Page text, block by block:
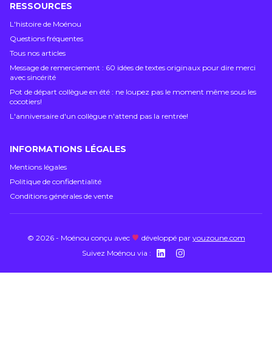
RESSOURCES
L'histoire de Moénou
Questions fréquentes
Tous nos articles
Message de remerciement : 60 idées de textes originaux pour dire merci
avec sincérité
Pot de départ collègue en été : ne loupez pas le moment même sous les
cocotiers!
L'anniversaire d'un collègue n'attend pas la rentrée!
INFORMATIONS LÉGALES
Mentions légales
Politique de confidentialité
Conditions générales de vente
© 2026- Moénou conçu avec développé par youzoune.com
Suivez Moénou via :
https://https://